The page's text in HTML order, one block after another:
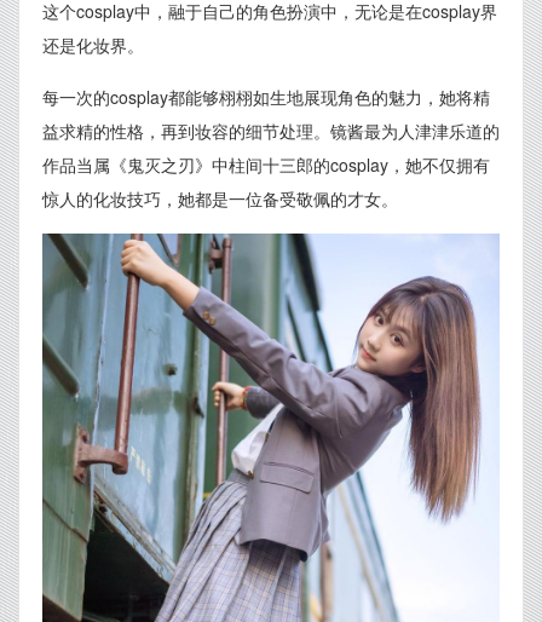
这个cosplay中，融于自己的角色扮演中，无论是在cosplay界
还是化妆界。
每一次的cosplay都能够栩栩如生地展现角色的魅力，她将精
益求精的性格，再到妆容的细节处理。镜酱最为人津津乐道的
作品当属《鬼灭之刃》中柱间十三郎的cosplay，她不仅拥有
惊人的化妆技巧，她都是一位备受敬佩的才女。